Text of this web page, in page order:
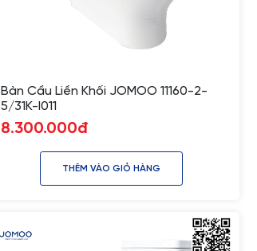
Bàn Cầu Liền Khối JOMOO 11160-2-
5/31K-I011
8.300.000đ
THÊM VÀO GIỎ HÀNG